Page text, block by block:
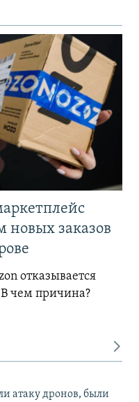
новых заказов
отказывается
чем причина?
атаку дронов, были